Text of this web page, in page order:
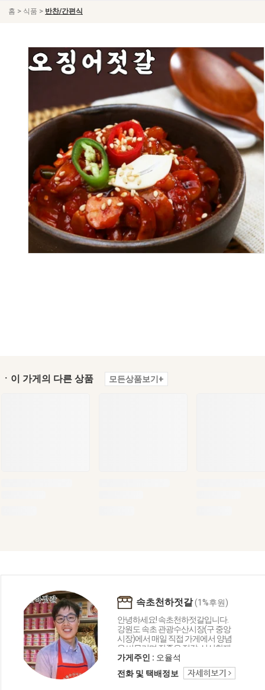
홈 > 식품 > 반찬/간편식
ㆍ이 가게의 다른 상품 모든상품보기+
속초천하젓갈(1%후원)
안녕하세요! 속초천하젓갈입니다.
강원도 속초 관광수산시장(구 중앙
시장)에서 매일 직접 가게에서 양념
을 버무리며 질좋은 젓갈, 신선한재
료만을 고집하며 손님들께 맛으로
서 보답하는 가게입니다. 항상노력
하며, 맛과 품질에 자부심을 가지고
가게주인 : 오율석
전화 및 택배정보